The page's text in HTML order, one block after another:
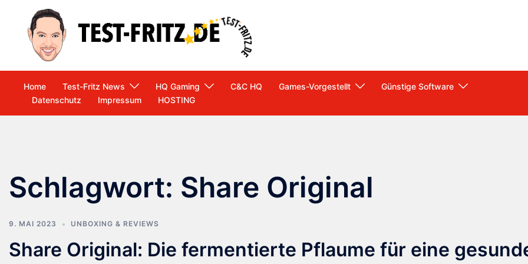
springen
Home Test-Fritz News HQ Gaming C&C HQ Games-Vorgestellt
Günstige Software
Datenschutz
Impressum HOSTING
Schlagwort: Share Original
9. MAI 2023 UNBOXING & REVIEWS
Share Original: Die fermentierte Pflaume für eine